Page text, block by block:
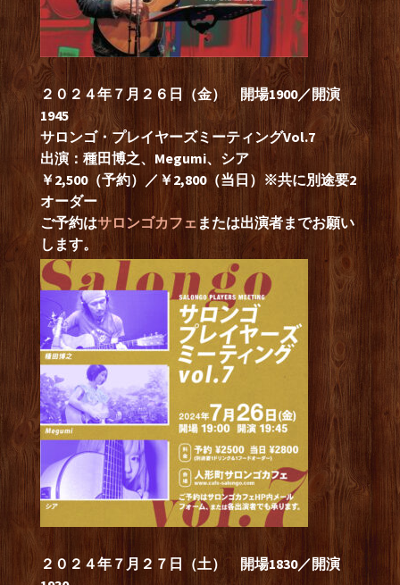
２０２４年７月２６日（金） 開場1900／開演
1945
サロンゴ・プレイヤーズミーティングVol.7
出演：種田博之、Megumi、シア
￥2,500（予約）／￥2,800（当日）※共に別途要2
オーダー
ご予約はサロンゴカフェ または出演者までお願い
します。
２０２４年７月２７日（土） 開場1830／開演